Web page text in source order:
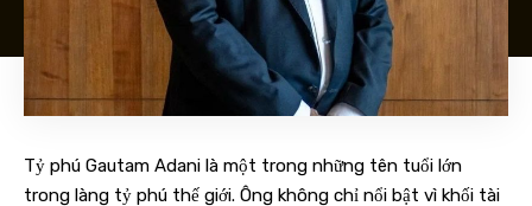
Tỷ phú Gautam Adani là một trong những tên tuổi lớn
trong làng tỷ phú thế giới. Ông không chỉ nổi bật vì khối tài